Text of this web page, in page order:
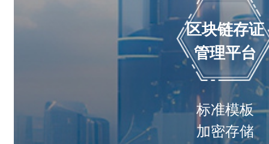
区块链存证
管理平台
标准模板
加密存储